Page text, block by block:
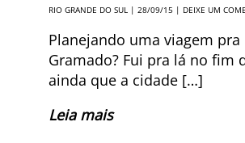
RIO GRANDE DO SUL | 28/09/15 | DEIXE UM
Planejando uma viagem pra
Gramado? Fui pra lá no fim
ainda que a cidade […]
Leia mais